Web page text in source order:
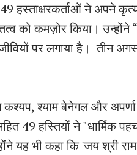
हस्ताक्षरकर्ताओं ने अपने
को कमज़ोर किया। उन्होंने
पर लगाया है। तीन
कश्यप, श्याम बेनेगल और
49 हस्तियों ने "धार्मिक
यह भी कहा कि 'जय श्री